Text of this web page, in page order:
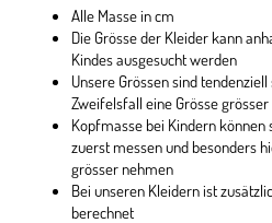
Alle Masse in cm
Die Grösse der Kleider kann
Kindes ausgesucht werden
Unsere Grössen sind
Zweifelsfall eine Grösse
Kopfmasse bei Kindern
zuerst messen und besonders
grösser nehmen
Bei unseren Kleidern ist
berechnet